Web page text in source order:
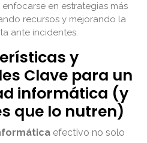
en estrategias más
recursos y mejorando la
ante incidentes.
y
Clave para un
informática (y
que lo nutren)
efectivo no solo